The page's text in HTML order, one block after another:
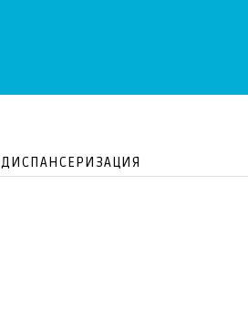
ДИСПАНСЕРИЗАЦИЯ